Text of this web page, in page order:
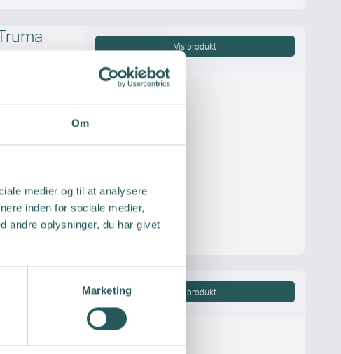
Om
medier og til at analysere
inden for sociale medier,
andre oplysninger, du har givet
Marketing
Vis produkt
Vis produkt